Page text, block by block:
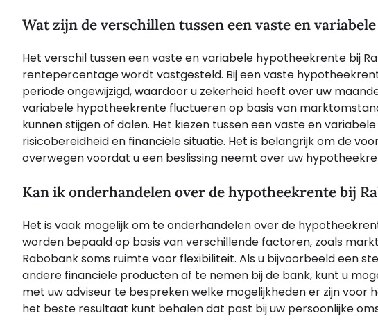
Wat zijn de verschillen tussen een vaste en
Het verschil tussen een vaste en variabele hypotheekrente bij
rentepercentage wordt vastgesteld. Bij een vaste
periode ongewijzigd, waardoor u zekerheid heeft over uw
variabele hypotheekrente fluctueren op basis van
kunnen stijgen of dalen. Het kiezen tussen een vaste en
risicobereidheid en financiële situatie. Het is belangrijk om de
overwegen voordat u een beslissing neemt over uw
Kan ik onderhandelen over de hypotheekrente bij
Het is vaak mogelijk om te onderhandelen over de
worden bepaald op basis van verschillende factoren, zoals
Rabobank soms ruimte voor flexibiliteit. Als u bijvoorbeeld een
andere financiële producten af te nemen bij de bank, kunt u
met uw adviseur te bespreken welke mogelijkheden er zijn
het beste resultaat kunt behalen dat past bij uw persoonlijke